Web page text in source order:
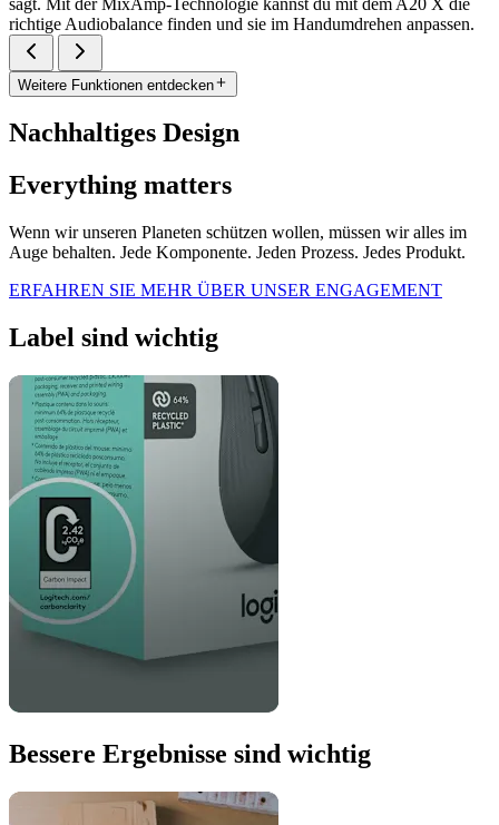
sagt. Mit der MixAmp-Technologie kannst du mit dem A20 X die
richtige Audiobalance finden und sie im Handumdrehen anpassen.
Weitere Funktionen entdecken
Nachhaltiges Design
Everything matters
Wenn wir unseren Planeten schützen wollen, müssen wir alles im
Auge behalten. Jede Komponente. Jeden Prozess. Jedes Produkt.
ERFAHREN SIE MEHR ÜBER UNSER ENGAGEMENT
Label sind wichtig
Bessere Ergebnisse sind wichtig